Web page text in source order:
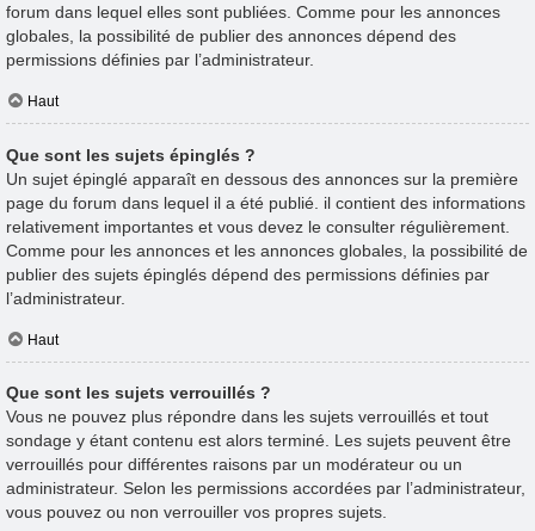
forum dans lequel elles sont publiées. Comme pour les annonces
globales, la possibilité de publier des annonces dépend des
permissions définies par l’administrateur.
Haut
Que sont les sujets épinglés ?
Un sujet épinglé apparaît en dessous des annonces sur la première
page du forum dans lequel il a été publié. il contient des informations
relativement importantes et vous devez le consulter régulièrement.
Comme pour les annonces et les annonces globales, la possibilité de
publier des sujets épinglés dépend des permissions définies par
l’administrateur.
Haut
Que sont les sujets verrouillés ?
Vous ne pouvez plus répondre dans les sujets verrouillés et tout
sondage y étant contenu est alors terminé. Les sujets peuvent être
verrouillés pour différentes raisons par un modérateur ou un
administrateur. Selon les permissions accordées par l’administrateur,
vous pouvez ou non verrouiller vos propres sujets.